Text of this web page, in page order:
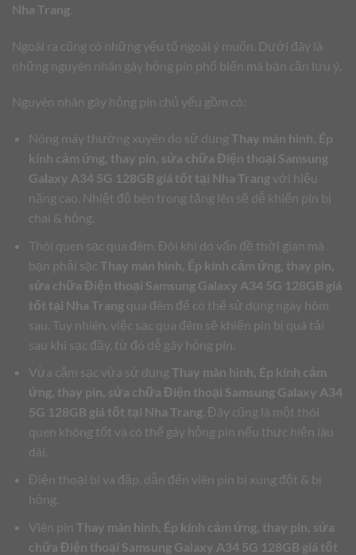
Nha Trang
Ngoài ra cũng có những yếu tố ngoài ý muốn. Dưới đây là
những nguyên nhân gây hỏng pin phổ biến mà bạn cần lưu ý.
Nguyên nhân gây hỏng pin chủ yếu gồm có:
Nóng máy thường xuyên do sử dụng Thay màn hình, Ép
kính cảm ứng, thay pin, sửa chữa Điện thoại Samsung
Galaxy A34 5G 128GB giá tốt tại Nha Trangvới hiệu
năng cao. Nhiệt độ bên trong tăng lên sẽ dễ khiến pin bị
chai & hỏng.
Thói quen sạc qua đêm. Đôi khi do vấn đề thời gian mà
bạn phải sạc Thay màn hình, Ép kính cảm ứng, thay pin,
sửa chữa Điện thoại Samsung Galaxy A34 5G 128GB giá
tốt tại Nha Trangqua đêm để có thể sử dụng ngày hôm
sau. Tuy nhiên, việc sạc qua đêm sẽ khiến pin bị quá tải
sau khi sạc đầy, từ đó dễ gây hỏng pin.
Vừa cắm sạc vừa sử dụng Thay màn hình, Ép kính cảm
ứng, thay pin, sửa chữa Điện thoại Samsung Galaxy A34
5G 128GB giá tốt tại Nha Trang. Đây cũng là một thói
quen không tốt và có thể gây hỏng pin nếu thực hiện lâu
dài.
Điện thoại bi va đập, dẫn đến viên pin bị xung đột & bị
hỏng.
Viên pin Thay màn hình, Ép kính cảm ứng, thay pin, sửa
chữa Điện thoại Samsung Galaxy A34 5G 128GB giá tốt